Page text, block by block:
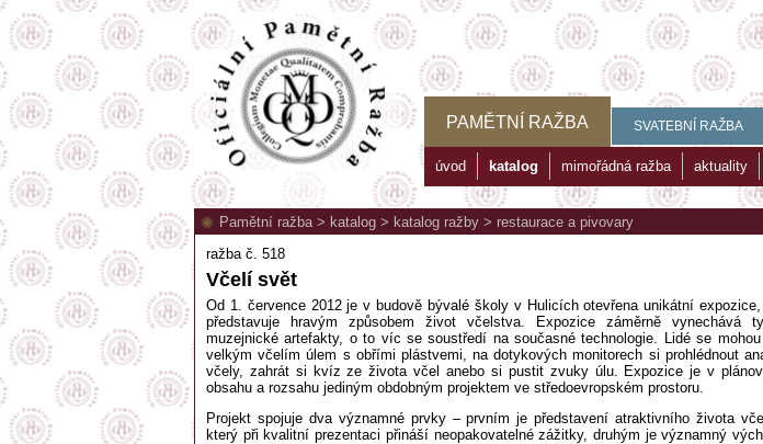
PAMĚTNÍ RAŽBA SVATEBNÍ RAŽBA
úvod katalog mimořádná ražba aktuality
Pamětní ražba> katalog > katalog ražby > restaurace a pivovary
ražba č. 518
Včelí svět
Od 1. července 2012 je v budově bývalé školy v Hulicích otevřena unikátní
představuje hravým způsobem život včelstva. Expozice záměrně vynechává
muzejnické artefakty, o to víc se soustředí na současné technologie. Lidé se
velkým včelím úlem s obřími plástvemi, na dotykových monitorech si prohlédnout
včely, zahrát si kvíz ze života včel anebo si pustit zvuky úlu. Expozice je v
obsahu a rozsahu jediným obdobným projektem ve středoevropském prostoru.
Projekt spojuje dva významné prvky – prvním je představení atraktivního života
který při kvalitní prezentaci přináší neopakovatelné zážitky, druhým je významný